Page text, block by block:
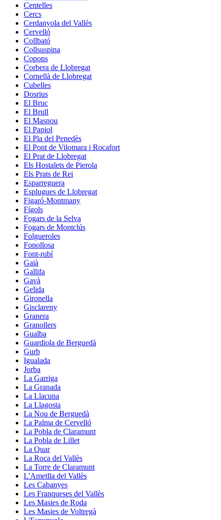
Centelles
Cercs
Cerdanyola del Vallès
Cervelló
Collbató
Collsuspina
Copons
Corbera de Llobregat
Cornellà de Llobregat
Cubelles
Dosrius
El Bruc
El Brull
El Masnou
El Papiol
El Pla del Penedès
El Pont de Vilomara i Rocafort
El Prat de Llobregat
Els Hostalets de Pierola
Els Prats de Rei
Esparreguera
Esplugues de Llobregat
Figaró-Montmany
Fígols
Fogars de la Selva
Fogars de Montclús
Folgueroles
Fonollosa
Font-rubí
Gaià
Gallifa
Gavà
Gelida
Gironella
Gisclareny
Granera
Granollers
Gualba
Guardiola de Berguedà
Gurb
Igualada
Jorba
La Garriga
La Granada
La Llacuna
La Llagosta
La Nou de Berguedà
La Palma de Cervelló
La Pobla de Claramunt
La Pobla de Lillet
La Quar
La Roca del Vallès
La Torre de Claramunt
L'Ametlla del Vallès
Les Cabanyes
Les Franqueses del Vallès
Les Masies de Roda
Les Masies de Voltregà